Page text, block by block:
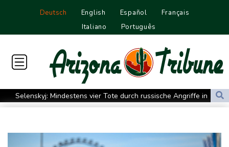
Deutsch English Español
Français
Italiano
Português
Selenskyj: Mindestens vier Tote durch russische Angriffe in
Region Kiew
Elektrozeitalter